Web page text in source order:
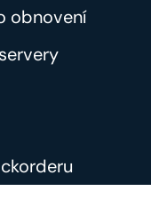
obnovení